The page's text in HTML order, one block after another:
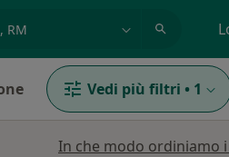
Vedi più filtri • 1
In che modo ordiniamo